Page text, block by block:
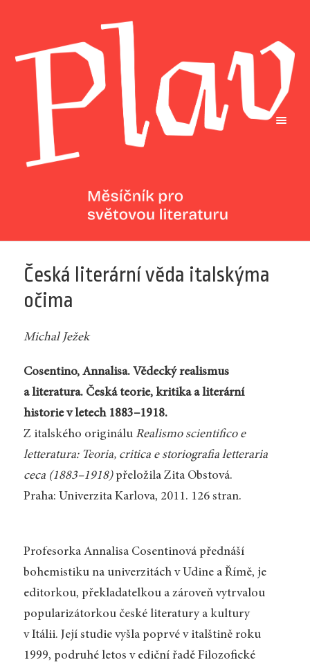
Česká literární věda italskýma
očima
Michal Ježek
Cosentino, Annalisa. Vědecký realismus
a literatura. Česká teorie, kritika a literární
historie v letech 1883–1918.
Z italského originálu Realismo scientifico e
letteratura: Teoria, critica e storiografia letteraria
ceca (1883–1918)přeložila Zita Obstová.
Praha: Univerzita Karlova, 2011. 126 stran.
Profesorka Annalisa Cosentinová přednáší
bohemistiku na univerzitách v Udine a Římě, je
editorkou, překladatelkou a zároveň vytrvalou
popularizátorkou české literatury a kultury
v Itálii. Její studie vyšla poprvé v italštině roku
1999, podruhé letos v ediční řadě Filozofické